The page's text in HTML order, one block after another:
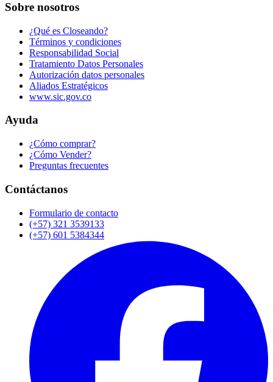
Sobre nosotros
¿Qué es Closeando?
Términos y condiciones
Responsabilidad Social
Tratamiento Datos Personales
Autorización datos personales
Aliados Estratégicos
www.sic.gov.co
Ayuda
¿Cómo comprar?
¿Cómo Vender?
Preguntas frecuentes
Contáctanos
Formulario de contacto
(+57) 321 3539133
(+57) 601 5384344